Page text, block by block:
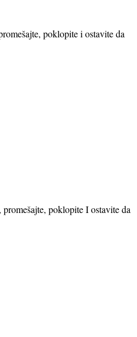
poklopite i ostavite da
poklopite I ostavite da